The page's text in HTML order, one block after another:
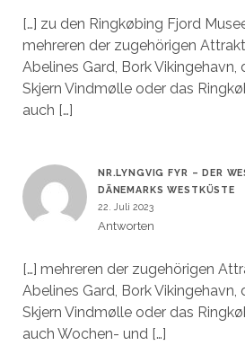
[…] zu den Ringkøbing Fjord
mehreren der zugehörigen
Abelines Gard, Bork Vikingehavn,
Skjern Vindmølle oder das
auch […]
NR.LYNGVIG FYR – DER
DÄNEMARKS WESTKÜSTE
22. Juli 2023
Antworten
[…] mehreren der zugehörigen
Abelines Gard, Bork Vikingehavn,
Skjern Vindmølle oder das
auch Wochen- und […]